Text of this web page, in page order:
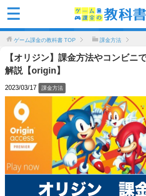
ゲーム課金の教科書 TOP 課金方法
【オリジン】課金方法やコンビニ
解説【origin】
2023/03/17 課金方法